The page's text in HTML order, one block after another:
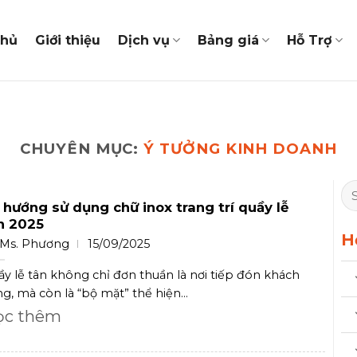
Giới thiệu Dịch vụ Bảng giá Hỗ Trợ
CHUYÊN MỤC:Ý TƯỞNG KINH DOANH
hướng sử dụng chữ inox trang trí quầy lễ
2025
Ms. Phương 15/09/2025
lễ tân không chỉ đơn thuần là nơi tiếp đón khách
mà còn là “bộ mặt” thể hiện...
thêm